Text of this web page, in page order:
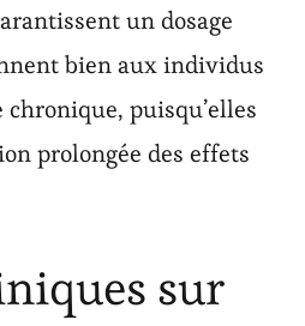
un dosage
bien aux individus
puisqu’elles
prolongée des effets
sur